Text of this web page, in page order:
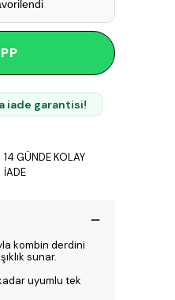
iade garantisi!
14 GÜNDE KOLAY
İADE
kombin derdini
sunar.
uyumlu tek